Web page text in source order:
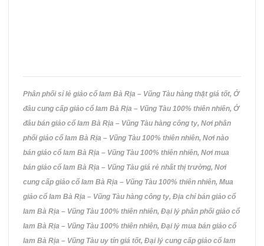
Phân phối sỉ lẻ giảo cổ lam Bà Rịa – Vũng Tàu hàng thật giá tốt, Ở
đâu cung cấp giảo cổ lam Bà Rịa – Vũng Tàu 100% thiên nhiên, Ở
đâu bán giảo cổ lam Bà Rịa – Vũng Tàu hàng công ty, Nơi phân
phối giảo cổ lam Bà Rịa – Vũng Tàu 100% thiên nhiên, Nơi nào
bán giảo cổ lam Bà Rịa – Vũng Tàu 100% thiên nhiên, Nơi mua
bán giảo cổ lam Bà Rịa – Vũng Tàu giá rẻ nhất thị trường, Nơi
cung cấp giảo cổ lam Bà Rịa – Vũng Tàu 100% thiên nhiên, Mua
giảo cổ lam Bà Rịa – Vũng Tàu hàng công ty, Địa chỉ bán giảo cổ
lam Bà Rịa – Vũng Tàu 100% thiên nhiên, Đại lý phân phối giảo cổ
lam Bà Rịa – Vũng Tàu 100% thiên nhiên, Đại lý mua bán giảo cổ
lam Bà Rịa – Vũng Tàu uy tín giá tốt, Đại lý cung cấp giảo cổ lam